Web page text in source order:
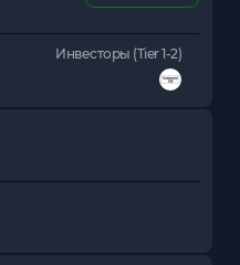
Инвесторы (Tier 1-2)